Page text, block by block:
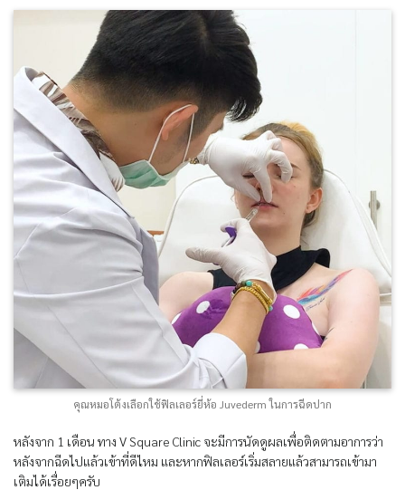
คุณหมอโต้งเลือกใช้ฟิลเลอร์ยี่ห้อ Juvederm ในการฉีดปาก
หลังจาก 1 เดือน ทาง V Square Clinic จะมีการนัดดูผลเพื่อติดตามอาการว่า
หลังจากฉีดไปแล้วเข้าที่ดีไหม และหากฟิลเลอร์เริ่มสลายแล้วสามารถเข้ามา
เติมได้เรื่อยๆครับ